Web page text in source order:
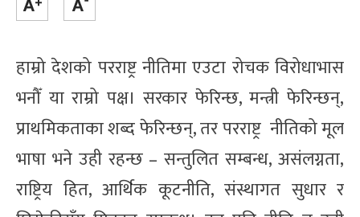
हाम्रो देशको परराष्ट्र नीतिमा एउटा रोचक विरोधाभास
भनौँ या राम्रो पक्ष। सरकार फेरिन्छ, मन्त्री फेरिन्छन्,
प्राथमिकताका शब्द फेरिन्छन्, तर परराष्ट्र नीतिको मूल
भाषा भने उही रहन्छ – सन्तुलित सम्बन्ध, असंलग्नता,
राष्ट्रिय हित, आर्थिक कूटनीति, संस्थागत सुधार र